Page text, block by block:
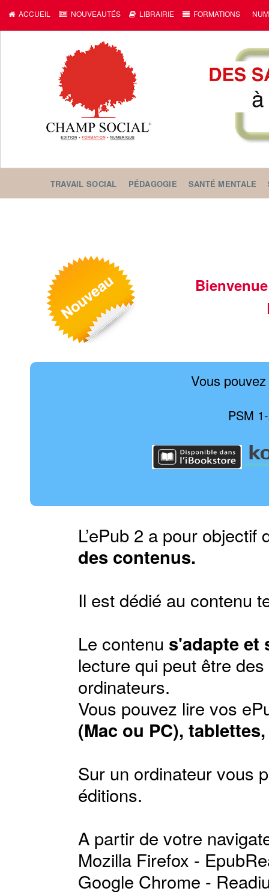
ACCUEIL NOUVEAUTÉS LIBRAIRIE FORMATIONS
TRAVAIL SOCIAL PÉDAGOGIE SANTÉ MENTALE
Vous
PSM
L’ePub 2 a pour
des contenus.
Il est dédié au contenu
Le contenu s'adapte et
lecture qui peut être
ordinateurs.
Vous pouvez lire vos
(Mac ou PC),
Sur un ordinateur vous
éditions.
A partir de votre
Mozilla Firefox -
Google Chrome -